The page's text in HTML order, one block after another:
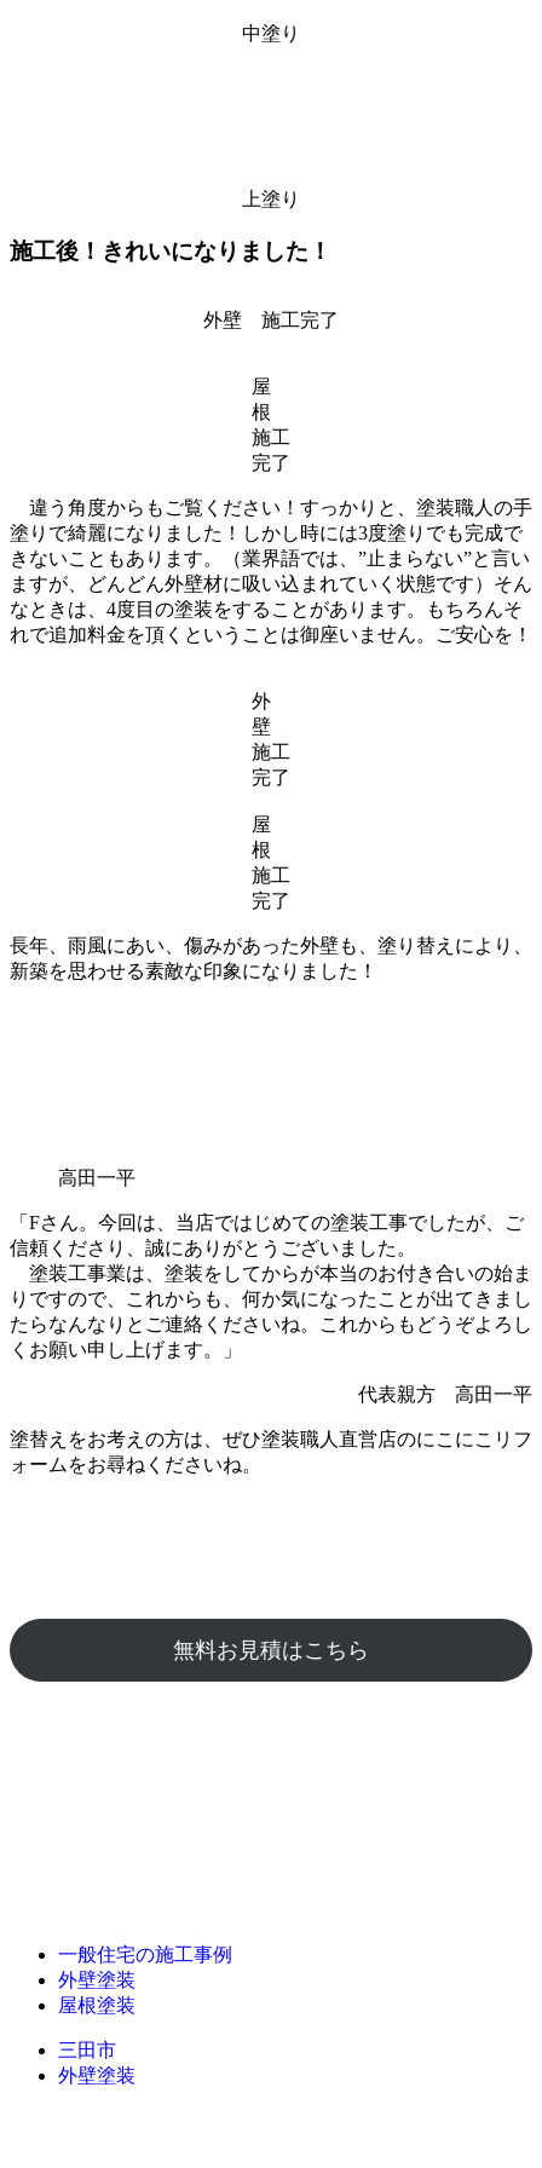
中塗り
上塗り
施工後！きれいになりました！
外壁 施工完了
屋
根
施工
完了
違う角度からもご覧ください！すっかりと、塗装職人の手
塗りで綺麗になりました！しかし時には3度塗りでも完成で
きないこともあります。（業界語では、”止まらない”と言い
ますが、どんどん外壁材に吸い込まれていく状態です）そん
なときは、4度目の塗装をすることがあります。もちろんそ
れで追加料金を頂くということは御座いません。ご安心を！
外
壁
施工
完了
屋
根
施工
完了
長年、雨風にあい、傷みがあった外壁も、塗り替えにより、
新築を思わせる素敵な印象になりました！
高田一平
「Fさん。今回は、当店ではじめての塗装工事でしたが、ご
信頼くださり、誠にありがとうございました。
塗装工事業は、塗装をしてからが本当のお付き合いの始ま
りですので、これからも、何か気になったことが出てきまし
たらなんなりとご連絡くださいね。これからもどうぞよろし
くお願い申し上げます。」
代表親方 高田一平
塗替えをお考えの方は、ぜひ塗装職人直営店のにこにこリフ
ォームをお尋ねくださいね。
無料お見積はこちら
一般住宅の施工事例
外壁塗装
屋根塗装
三田市
外壁塗装